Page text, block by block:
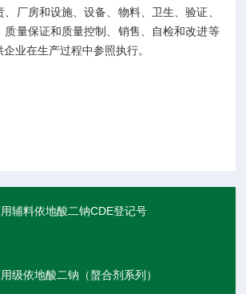
厂房和设施、设备、物料、卫生、验证、
质量保证和质量控制、销售、自检和改进等
业在生产过程中参照执行。
辅料依地酸二钠CDE登记号
级依地酸二钠（螯合剂系列）